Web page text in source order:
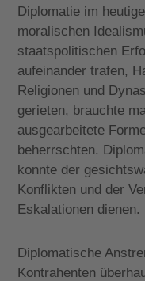
Diplomatie im
moralischen
staatspolitischen
aufeinander trafen,
Religionen und
gerieten, brauchte
ausgearbeitete
beherrschten.
konnte der
Konflikten und der
Eskalationen dienen.
Diplomatische
Kontrahenten